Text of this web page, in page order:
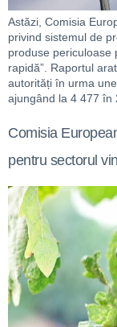
Astăzi, Comisia
privind sistemul de
produse periculoase
rapidă”. Raportul
autorități în urma
ajungând la 4 477
Comisia
pentru sectorul